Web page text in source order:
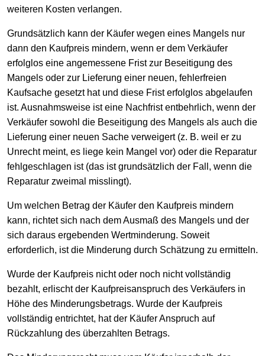
weiteren Kosten verlangen.
Grundsätzlich kann der Käufer wegen eines Mangels nur
dann den Kaufpreis mindern, wenn er dem Verkäufer
erfolglos eine angemessene Frist zur Beseitigung des
Mangels oder zur Lieferung einer neuen, fehlerfreien
Kaufsache gesetzt hat und diese Frist erfolglos abgelaufen
ist. Ausnahmsweise ist eine Nachfrist entbehrlich, wenn der
Verkäufer sowohl die Beseitigung des Mangels als auch die
Lieferung einer neuen Sache verweigert (z. B. weil er zu
Unrecht meint, es liege kein Mangel vor) oder die Reparatur
fehlgeschlagen ist (das ist grundsätzlich der Fall, wenn die
Reparatur zweimal misslingt).
Um welchen Betrag der Käufer den Kaufpreis mindern
kann, richtet sich nach dem Ausmaß des Mangels und der
sich daraus ergebenden Wertminderung. Soweit
erforderlich, ist die Minderung durch Schätzung zu ermitteln.
Wurde der Kaufpreis nicht oder noch nicht vollständig
bezahlt, erlischt der Kaufpreisanspruch des Verkäufers in
Höhe des Minderungsbetrags. Wurde der Kaufpreis
vollständig entrichtet, hat der Käufer Anspruch auf
Rückzahlung des überzahlten Betrags.